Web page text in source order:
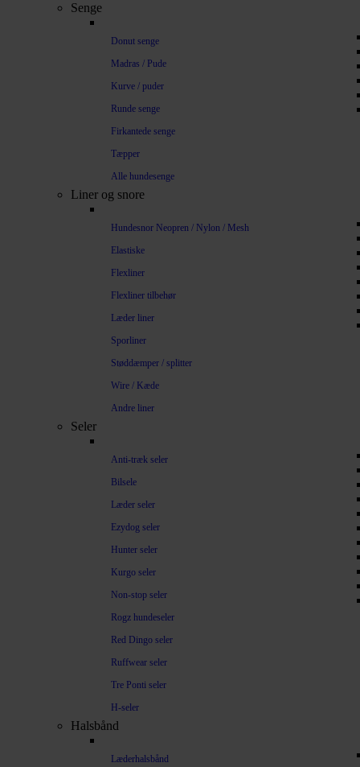
Senge
Donut senge
Madras / Pude
Kurve / puder
Runde senge
Firkantede senge
Tæpper
Alle hundesenge
Liner og snore
Hundesnor Neopren / Nylon / Mesh
Elastiske
Flexliner
Flexliner tilbehør
Læder liner
Sporliner
Støddæmper / splitter
Wire / Kæde
Andre liner
Seler
Anti-træk seler
Bilsele
Læder seler
Ezydog seler
Hunter seler
Kurgo seler
Non-stop seler
Rogz hundeseler
Red Dingo seler
Ruffwear seler
Tre Ponti seler
H-seler
Halsbånd
Læderhalsbånd